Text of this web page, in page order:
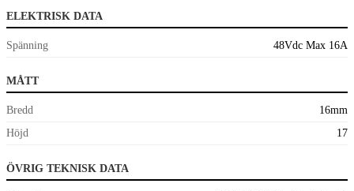
ELEKTRISK DATA
Spänning 48Vdc Max 16A
MÅTT
Bredd
16mm
Höjd
17
ÖVRIG TEKNISK DATA